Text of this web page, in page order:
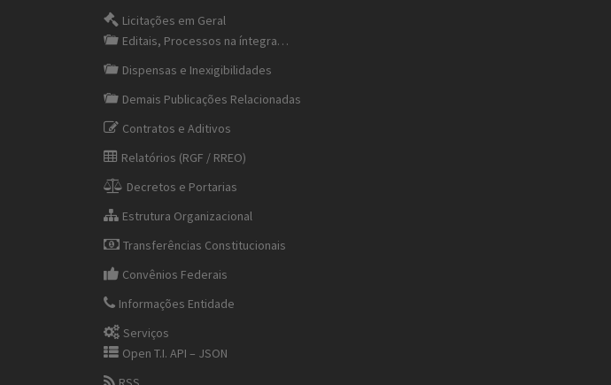
Licitações em Geral
Editais, Processos na íntegra…
Dispensas e Inexigibilidades
Demais Publicações Relacionadas
Contratos e Aditivos
Relatórios (RGF / RREO)
Decretos e Portarias
Estrutura Organizacional
Transferências Constitucionais
Convênios Federais
Informações Entidade
Serviços
Open T.I. API – JSON